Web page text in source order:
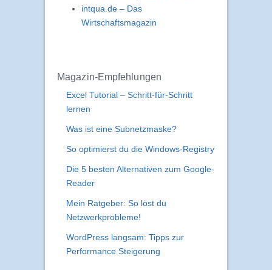
intqua.de – Das
Wirtschaftsmagazin
Magazin-Empfehlungen
Excel Tutorial – Schritt-für-Schritt
lernen
Was ist eine Subnetzmaske?
So optimierst du die Windows-Registry
Die 5 besten Alternativen zum Google-
Reader
Mein Ratgeber: So löst du
Netzwerkprobleme!
WordPress langsam: Tipps zur
Performance Steigerung